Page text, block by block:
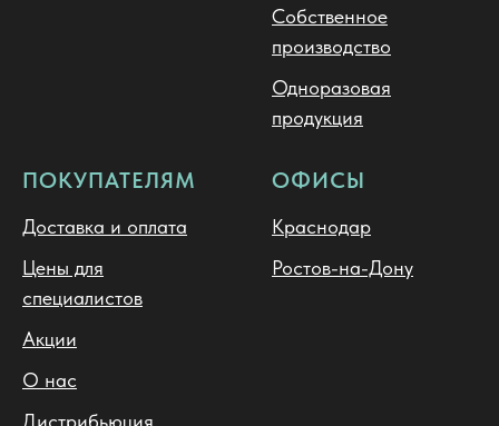
Собственное
производство
Одноразовая
продукция
ПОКУПАТЕЛЯМ
Доставка и оплата
Цены для
специалистов
Акции
О нас
Дистрибьюция
ОФИСЫ
Краснодар
Ростов-на-Дону